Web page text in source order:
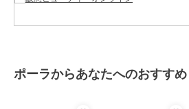
ブランド ポーラ
ポーラからあなたへのおすすめ